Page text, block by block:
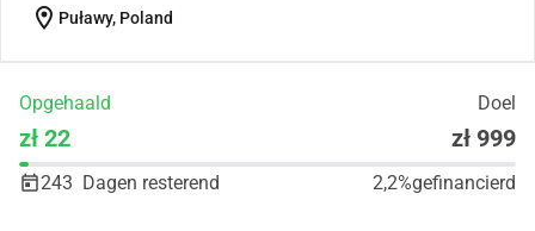
location_on Puławy, Poland
Opgehaald Doel
zł 22 zł 999
243 Dagen resterend 2,2%gefinancierd